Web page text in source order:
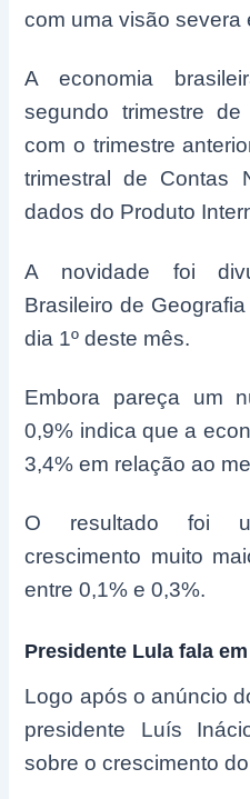
com uma visão severa
A economia
segundo trimestre
com o trimestre
trimestral de Contas
dados do Produto
A novidade foi
Brasileiro de
dia 1º deste mês.
Embora pareça um
0,9% indica que a
3,4% em relação ao
O resultado foi
crescimento muito
entre 0,1% e 0,3%.
Presidente Lula fala
Logo após o anúncio
presidente Luís
sobre o crescimento